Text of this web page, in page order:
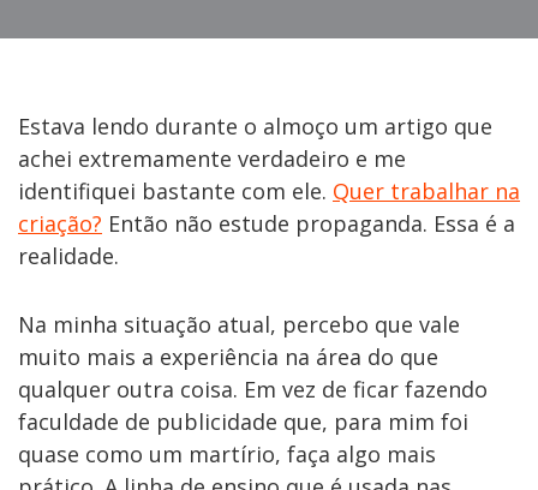
Estava lendo durante o almoço um artigo que
achei extremamente verdadeiro e me
identifiquei bastante com ele. Quer trabalhar na
criação? Então não estude propaganda. Essa é a
realidade.
Na minha situação atual, percebo que vale
muito mais a experiência na área do que
qualquer outra coisa. Em vez de ficar fazendo
faculdade de publicidade que, para mim foi
quase como um martírio, faça algo mais